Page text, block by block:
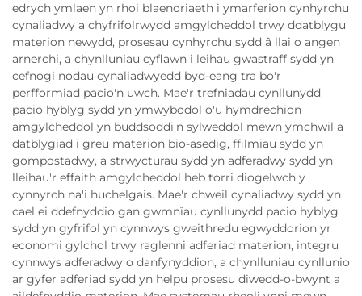
edrych ymlaen yn rhoi blaenoriaeth i ymarferion cynhyrchu
cynaliadwy a chyfrifolrwydd amgylcheddol trwy ddatblygu
materion newydd, prosesau cynhyrchu sydd â llai o angen
arnerchi, a chynlluniau cyflawn i leihau gwastraff sydd yn
cefnogi nodau cynaliadwyedd byd-eang tra bo'r
perfformiad pacio'n uwch. Mae'r trefniadau cynllunydd
pacio hyblyg sydd yn ymwybodol o'u hymdrechion
amgylcheddol yn buddsoddi'n sylweddol mewn ymchwil a
datblygiad i greu materion bio-asedig, ffilmiau sydd yn
gompostadwy, a strwycturau sydd yn adferadwy sydd yn
lleihau'r effaith amgylcheddol heb torri diogelwch y
cynnyrch na'i huchelgais. Mae'r chweil cynaliadwy sydd yn
cael ei ddefnyddio gan gwmnïau cynllunydd pacio hyblyg
sydd yn gyfrifol yn cynnwys gweithredu egwyddorion yr
economi gylchol trwy raglenni adferiad materion, integru
cynnwys adferadwy o danfynyddion, a chynlluniau cynllunio
ar gyfer adferiad sydd yn helpu prosesu diwedd-o-bwynt a